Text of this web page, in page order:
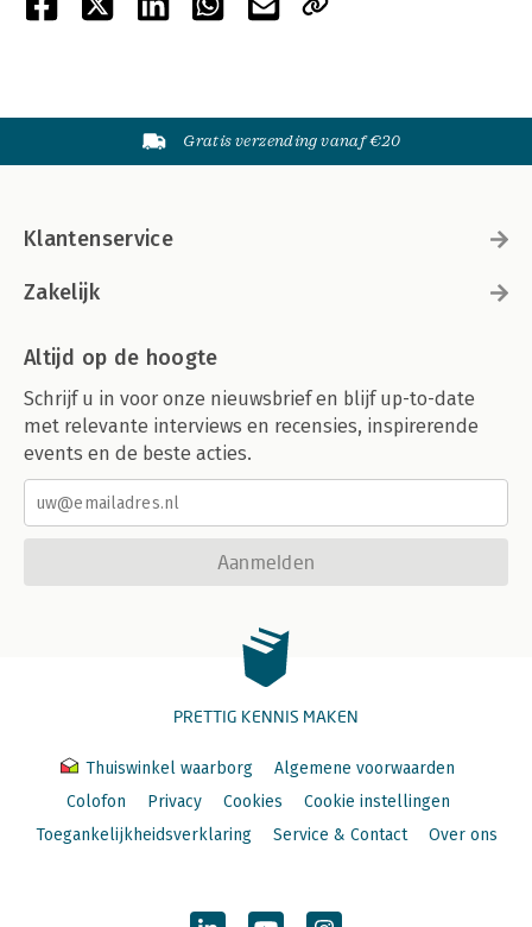
Gratis verzending vanaf €20
Klantenservice
Zakelijk
Altijd op de hoogte
Schrijf u in voor onze nieuwsbrief en blijf up-to-date
met relevante interviews en recensies, inspirerende
events en de beste acties.
Aanmelden
PRETTIG KENNIS MAKEN
Thuiswinkel waarborg
Algemene voorwaarden
Colofon
Privacy Cookies
Cookie instellingen
Toegankelijkheidsverklaring
Service & Contact Over ons